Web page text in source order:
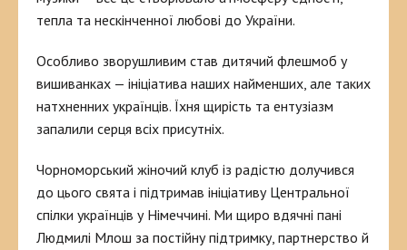
тепла та нескінченної любові до України.
Особливо зворушливим став дитячий флешмоб у
вишиванках — ініціатива наших найменших, але таких
натхненних українців. Їхня щирість та ентузіазм
запалили серця всіх присутніх.
Чорноморський жіночий клуб із радістю долучився
до цього свята і підтримав ініціативу Центральної
спілки українців у Німеччині. Ми щиро вдячні пані
Людмилі Млош за постійну підтримку, партнерство й